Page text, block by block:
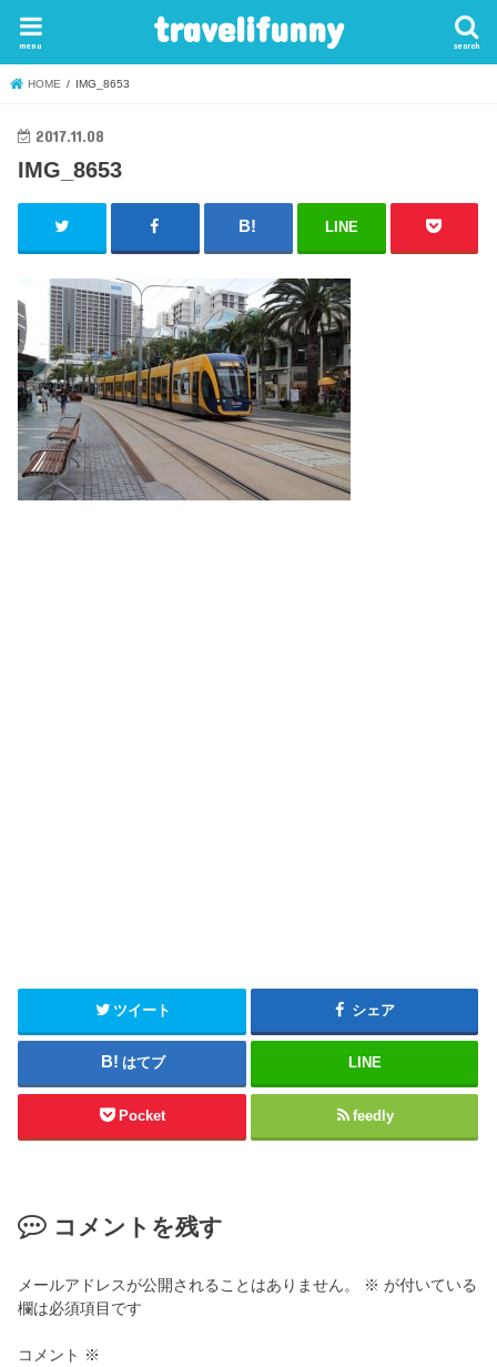
travelifunny search
menu
HOME IMG_8653
2017.11.08
IMG_8653
LINE
ツイート シェア
はてブ LINE
Pocket feedly
コメントを残す
メールアドレスが公開されることはありません。 ※ が付いている
欄は必須項目です
コメント ※